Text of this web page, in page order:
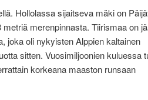
Hollolassa sijaitseva mäki on
merenpinnasta. Tiirismaa on
joka oli nykyisten Alppien kaltainen
sitten. Vuosimiljoonien kuluessa
korkeana maaston runsaan